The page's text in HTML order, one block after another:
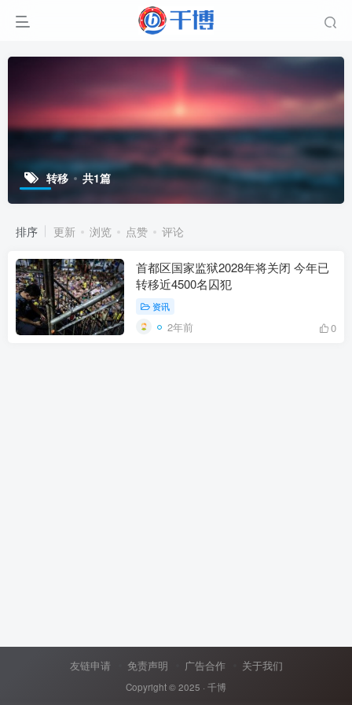
转移 共1篇
排序 更新 浏览 点赞 评论
首都区国家监狱2028年将关闭 今年已
转移近4500名囚犯
资讯
2年前 0
友链申请 免责声明 广告合作 关于我们
Copyright © 2025 · 千博